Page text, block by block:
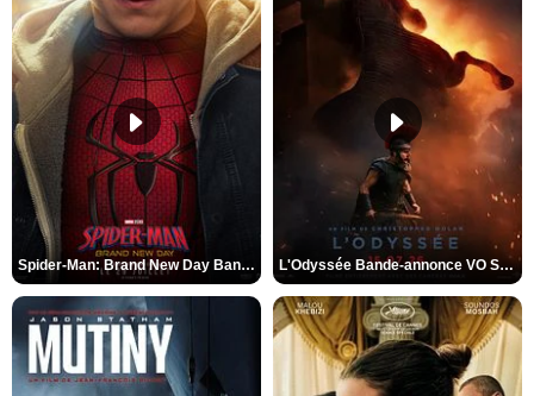
Spider-Man: Brand New Day Bande-annonce VO STFR L'Odyssée Bande-annonce VO STFR